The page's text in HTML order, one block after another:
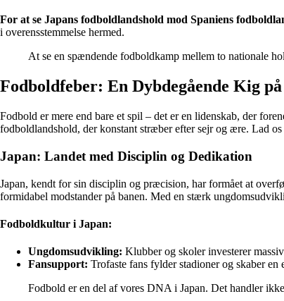
For at se Japans fodboldlandshold mod Spaniens
i overensstemmelse hermed.
At se en spændende fodboldkamp mellem to nationale
Fodboldfeber: En Dybdegående Kig
Fodbold er mere end bare et spil – det er en lidenskab, der
fodboldlandshold, der konstant stræber efter sejr og ære. Lad
Japan: Landet med Disciplin og Dedikation
Japan, kendt for sin disciplin og præcision, har formået at
formidabel modstander på banen. Med en stærk
Fodboldkultur i Japan:
Ungdomsudvikling: Klubber og skoler investerer
Fansupport: Trofaste fans fylder stadioner og skaber
Fodbold er en del af vores DNA i Japan. Det handler